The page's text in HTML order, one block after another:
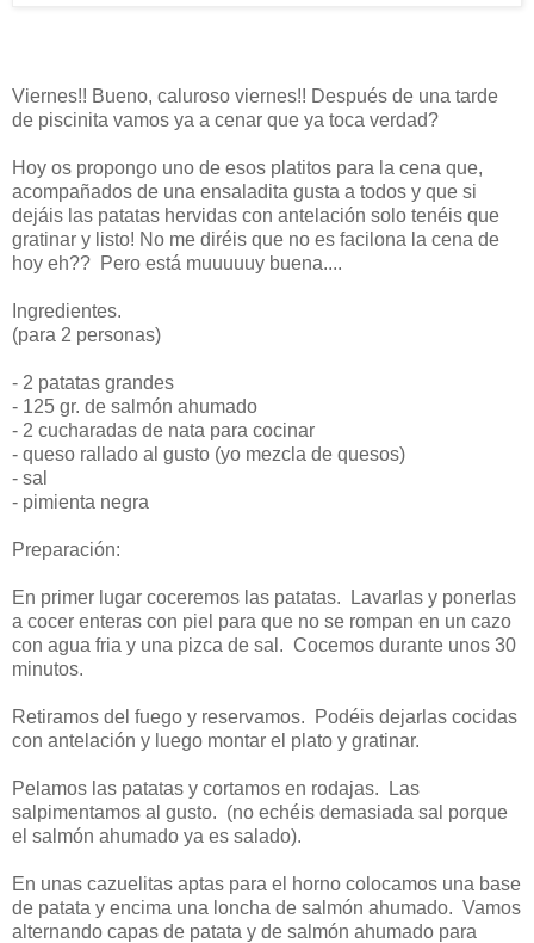
Viernes!! Bueno, caluroso viernes!! Después de una tarde
de piscinita vamos ya a cenar que ya toca verdad?
Hoy os propongo uno de esos platitos para la cena que,
acompañados de una ensaladita gusta a todos y que si
dejáis las patatas hervidas con antelación solo tenéis que
gratinar y listo! No me diréis que no es facilona la cena de
hoy eh?? Pero está muuuuuy buena....
Ingredientes.
(para 2 personas)
- 2 patatas grandes
- 125 gr. de salmón ahumado
- 2 cucharadas de nata para cocinar
- queso rallado al gusto (yo mezcla de quesos)
- sal
- pimienta negra
Preparación:
En primer lugar coceremos las patatas. Lavarlas y ponerlas
a cocer enteras con piel para que no se rompan en un cazo
con agua fria y una pizca de sal. Cocemos durante unos 30
minutos.
Retiramos del fuego y reservamos. Podéis dejarlas cocidas
con antelación y luego montar el plato y gratinar.
Pelamos las patatas y cortamos en rodajas. Las
salpimentamos al gusto. (no echéis demasiada sal porque
el salmón ahumado ya es salado).
En unas cazuelitas aptas para el horno colocamos una base
de patata y encima una loncha de salmón ahumado. Vamos
alternando capas de patata y de salmón ahumado para